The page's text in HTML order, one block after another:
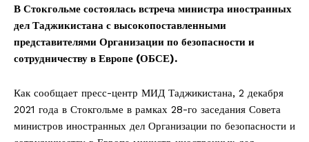
В Стокгольме состоялась встреча министра иностранных
дел Таджикистана с высокопоставленными
представителями Организации по безопасности и
сотрудничеству в Европе (ОБСЕ).
Как сообщает пресс-центр МИД Таджикистана, 2 декабря
2021 года в Стокгольме в рамках 28-го заседания Совета
министров иностранных дел Организации по безопасности и